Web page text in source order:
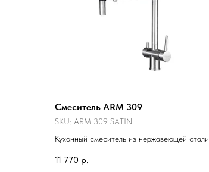
Смеситель ARM 309
SKU: ARM 309 SATIN
Кухонный смеситель из нержавеющей стали
11 770 р.